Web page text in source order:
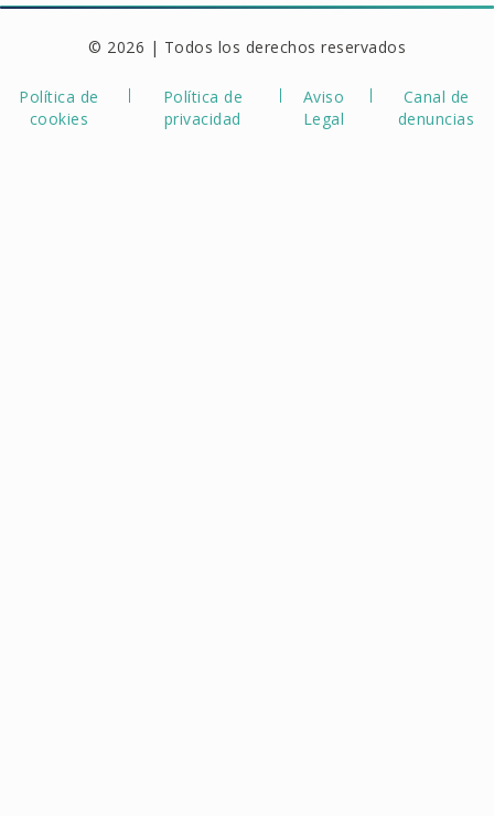
© 2026 | Todos los derechos reservados
Política de
cookies
Política de
privacidad
Aviso
Legal
Canal de
denuncias